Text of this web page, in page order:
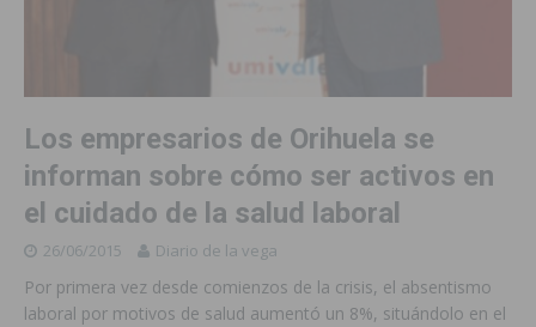
Los empresarios de Orihuela se
informan sobre cómo ser activos en
el cuidado de la salud laboral
26/06/2015 Diario de la vega
Por primera vez desde comienzos de la crisis, el absentismo
laboral por motivos de salud aumentó un 8%, situándolo en el